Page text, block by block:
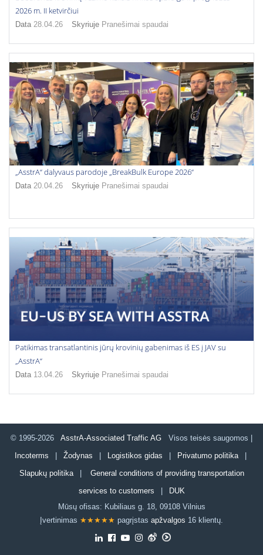
2026 m. II ketvirčiui
Data 28.04.26 Skyriuje Pranešimai spaudai
„AsstrA“ dalyvaus parodoje „BreakBulk Europe 2026“
Data 20.04.26 Skyriuje Pranešimai spaudai
Patikimas transatlantinis jūrų krovinių gabenimas iš ES į JAV su
„AsstrA“
Data 13.04.26 Skyriuje Pranešimai spaudai
© 1995-2026 AsstrA-Associated Traffic AG Visos teisės saugomos |
Incoterms | Žodynas | Logistikos gidas | Privatumo politika|
Slapukų politika
| General conditions of providing transportation
services to customers | DUK
Mūsų ofisas: Kubiliaus g. 18, 09108 Vilnius
Įvertinimas ★★★★★ pagrįstas apžvalgos 16 klientų.